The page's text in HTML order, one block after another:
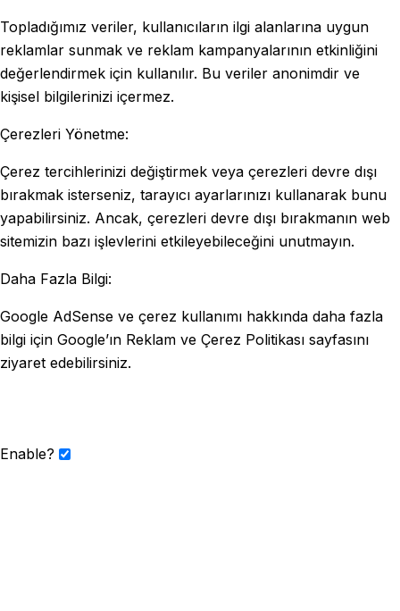
Topladığımız veriler, kullanıcıların ilgi alanlarına uygun
reklamlar sunmak ve reklam kampanyalarının etkinliğini
değerlendirmek için kullanılır. Bu veriler anonimdir ve
kişisel bilgilerinizi içermez.
Çerezleri Yönetme:
Çerez tercihlerinizi değiştirmek veya çerezleri devre dışı
bırakmak isterseniz, tarayıcı ayarlarınızı kullanarak bunu
yapabilirsiniz. Ancak, çerezleri devre dışı bırakmanın web
sitemizin bazı işlevlerini etkileyebileceğini unutmayın.
Daha Fazla Bilgi:
Google AdSense ve çerez kullanımı hakkında daha fazla
bilgi için Google’ın Reklam ve Çerez Politikası sayfasını
ziyaret edebilirsiniz.
Enable?